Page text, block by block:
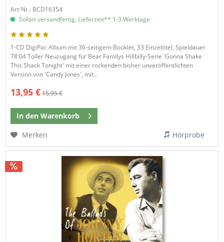
Art-Nr.: BCD16354
Sofort versandfertig, Lieferzeit** 1-3 Werktage
1-CD DigiPac Album mit 36-seitigem Booklet, 33 Einzeltitel, Spieldauer
78:04 Toller Neuzugang für Bear Familys Hillbilly-Serie 'Gonna Shake
This Shack Tonight' mit einer rockenden bisher unveröffentlichten
Version von 'Candy Jones', mit...
13,95 €15,95 €
In den Warenkorb
Merken
Hörprobe